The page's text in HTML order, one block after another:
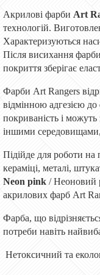
Акрилові фарби Art
технологій.
Характеризуються
Після висихання
покриття зберігає
Фарби Art Rangers
відмінною адгезією
покриваність і
іншими
Підійде для роботи на
кераміці, металі,
Neon pink / Неоновий
акрилових фарб Art
Фарба, що
потреби навіть
Нетоксичний та